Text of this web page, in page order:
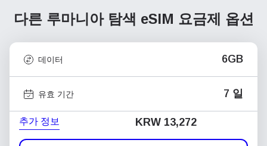
다른 루마니아 탐색 eSIM 요금제 옵션
데이터 6GB
유효 기간 7 일
추가 정보 KRW 13,272